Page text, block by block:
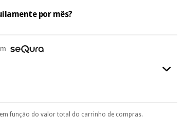
por mês?
de compra, ao escolher o método de pagamento.
função do valor total do carrinho de compras.